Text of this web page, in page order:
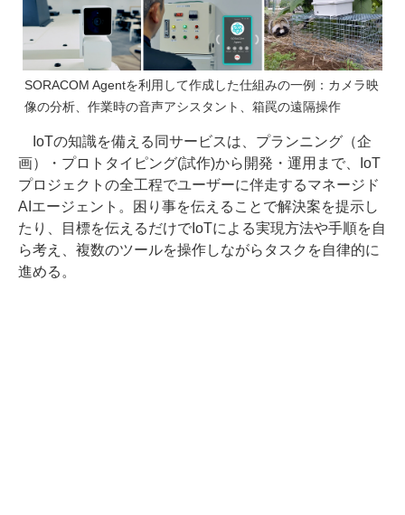
SORACOM Agentを利用して作成した仕組みの一例：カメラ映
像の分析、作業時の音声アシスタント、箱罠の遠隔操作
IoTの知識を備える同サービスは、プランニング（企
画）・プロトタイピング(試作)から開発・運用まで、IoT
プロジェクトの全工程でユーザーに伴走するマネージド
AIエージェント。困り事を伝えることで解決案を提示し
たり、目標を伝えるだけでIoTによる実現方法や手順を自
ら考え、複数のツールを操作しながらタスクを自律的に
進める。